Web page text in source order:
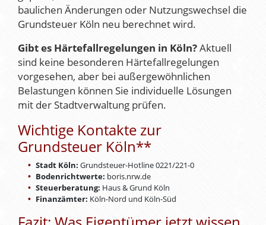
baulichen Änderungen oder Nutzungswechsel die
Grundsteuer Köln neu berechnet wird.
Gibt es Härtefallregelungen in Köln?Aktuell
sind keine besonderen Härtefallregelungen
vorgesehen, aber bei außergewöhnlichen
Belastungen können Sie individuelle Lösungen
mit der Stadtverwaltung prüfen.
Wichtige Kontakte zur
Grundsteuer Köln**
Stadt Köln: Grundsteuer-Hotline 0221/221-0
Bodenrichtwerte: boris.nrw.de
Steuerberatung: Haus & Grund Köln
Finanzämter: Köln-Nord und Köln-Süd